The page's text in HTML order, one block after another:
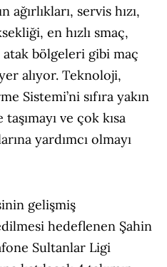
servis hızı,
en hızlı smaç,
bölgeleri gibi maç
alıyor. Teknoloji,
Sistemi’ni sıfıra yakın
ve çok kısa
yardımcı olmayı
gelişmiş
hedeflenen Şahin
Sultanlar Ligi